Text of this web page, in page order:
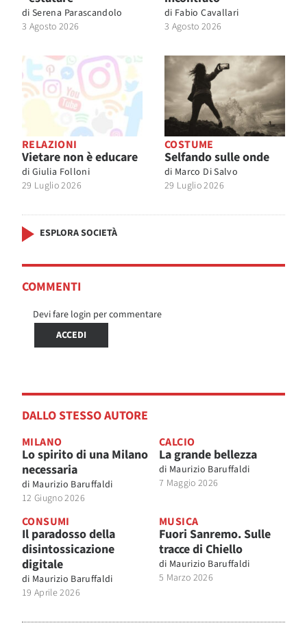
di Serena Parascandolo
3 Agosto 2026
di Fabio Cavallari
3 Agosto 2026
RELAZIONI
Vietare non è educare
di Giulia Folloni
29 Luglio 2026
COSTUME
Selfando sulle onde
di Marco Di Salvo
29 Luglio 2026
ESPLORA SOCIETÀ
COMMENTI
Devi fare login per commentare
ACCEDI
DALLO STESSO AUTORE
MILANO
Lo spirito di una Milano
necessaria
di Maurizio Baruffaldi
12 Giugno 2026
CALCIO
La grande bellezza
di Maurizio Baruffaldi
7 Maggio 2026
CONSUMI
Il paradosso della
disintossicazione
digitale
di Maurizio Baruffaldi
19 Aprile 2026
MUSICA
Fuori Sanremo. Sulle
tracce di Chiello
di Maurizio Baruffaldi
5 Marzo 2026